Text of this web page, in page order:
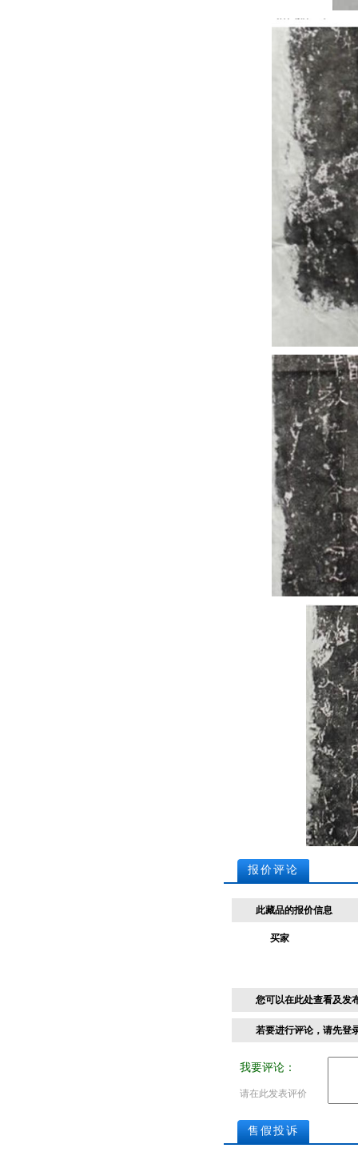
报价评论
此藏品的报价信息
买家
您可以在此处查看及发
若要进行评论，请先登
我要评论：
请在此发表评价
售假投诉